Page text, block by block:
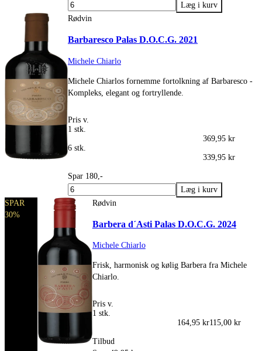
Rødvin
Barbaresco Palas D.O.C.G. 2021
Michele Chiarlo
Michele Chiarlos fornemme fortolkning af Barbaresco -
Kompleks, elegant og fortryllende.
Pris v.
1 stk.
369,95 kr
6 stk.
339,95 kr
Spar 180,-
SPAR
30%
Rødvin
Barbera d´Asti Palas D.O.C.G. 2024
Michele Chiarlo
Frisk, harmonisk og kølig Barbera fra Michele
Chiarlo.
Pris v.
1 stk.
164,95 kr115,00 kr
Tilbud